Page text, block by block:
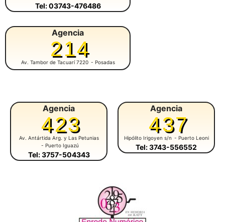
Tel: 03743-476486
Agencia
214
Av. Tambor de Tacuarí 7220 - Posadas
Agencia
423
Av. Antártida Arg. y Las Petunias
- Puerto Iguazú
Tel: 3757-504343
Agencia
437
Hipólito Irigoyen s/n - Puerto Leoni
Tel: 3743-556552